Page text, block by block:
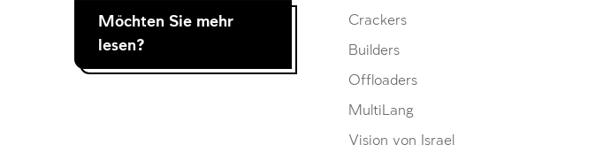
Crackers
Builders
Offloaders
MultiLang
Vision von Israel
Möchten Sie mehr
lesen?